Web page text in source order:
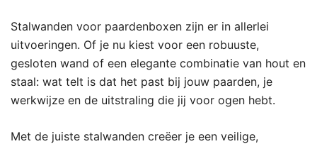
Stalwanden voor paardenboxen zijn er in allerlei
uitvoeringen. Of je nu kiest voor een robuuste,
gesloten wand of een elegante combinatie van hout en
staal: wat telt is dat het past bij jouw paarden, je
werkwijze en de uitstraling die jij voor ogen hebt.
Met de juiste stalwanden creëer je een veilige,